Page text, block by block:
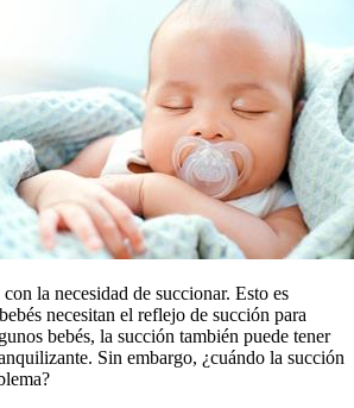
la necesidad de succionar. Esto es
necesitan el reflejo de succión para
bebés, la succión también puede tener
Sin embargo, ¿cuándo la succión